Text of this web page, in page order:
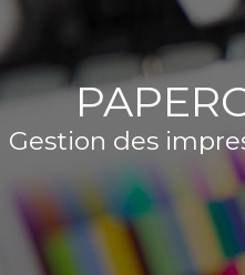
Gestion des